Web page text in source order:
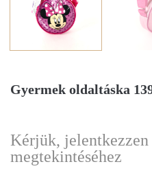
Gyermek oldaltáska
Kérjük, jelentkezzen
megtekintéséhez